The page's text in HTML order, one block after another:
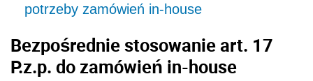
potrzeby zamówień in-house
Bezpośrednie stosowanie art. 17
P.z.p. do zamówień in-house